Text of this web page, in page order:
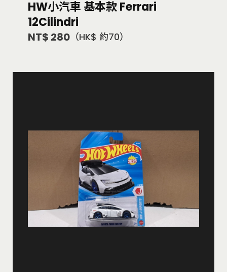
HW小汽車 基本款 Ferrari
12Cilindri
NT$ 280 （HK$ 約70）